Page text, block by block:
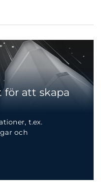
för att skapa
t.ex.
och